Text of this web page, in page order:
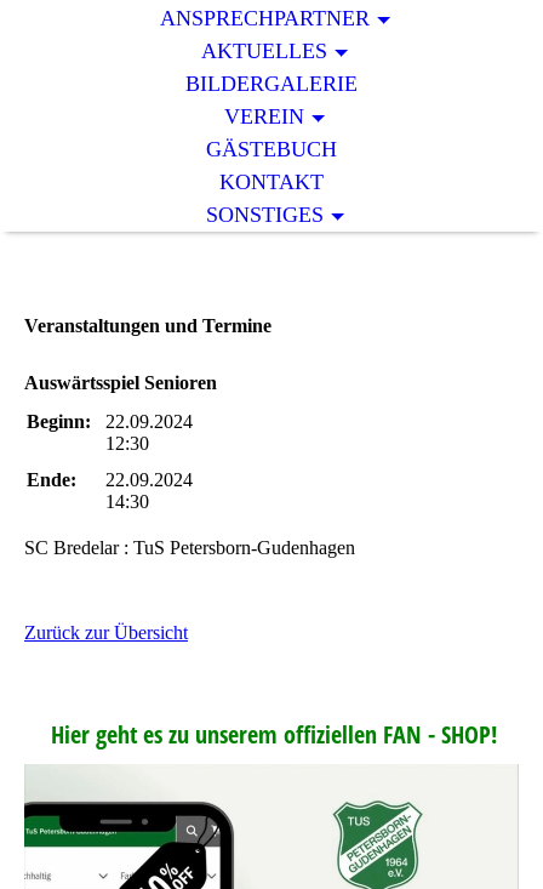
ANSPRECHPARTNER
AKTUELLES
BILDERGALERIE
VEREIN
GÄSTEBUCH
KONTAKT
SONSTIGES
Veranstaltungen und Termine
Auswärtsspiel Senioren
Beginn:
22.09.2024
12:30
Ende:
22.09.2024
14:30
SC Bredelar : TuS Petersborn-Gudenhagen
Zurück zur Übersicht
Hier geht es zu unserem offiziellen FAN - SHOP!